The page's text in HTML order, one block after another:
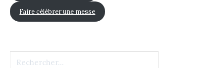
Faire célébrer une messe